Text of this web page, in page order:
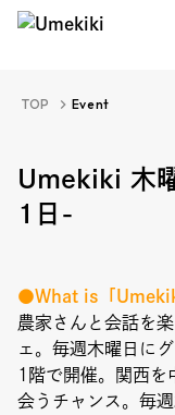
About
Food
Column
TOP Event
Umekiki 木
1日-
●What is「
農家さんと会話を
ェ。毎週木曜日に
1階で開催。関西を
会うチャンス。毎